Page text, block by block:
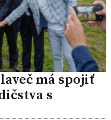
má spojiť
s